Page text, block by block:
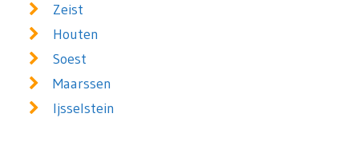
Zeist
Houten
Soest
Maarssen
Ijsselstein